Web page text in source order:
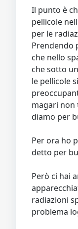
Il punto è
pellicole
per le
Prendendo
che nello
che sotto
le pellicole
magari non
diamo per
Per ora ho
detto per
Però ci hai
radiazioni
problema